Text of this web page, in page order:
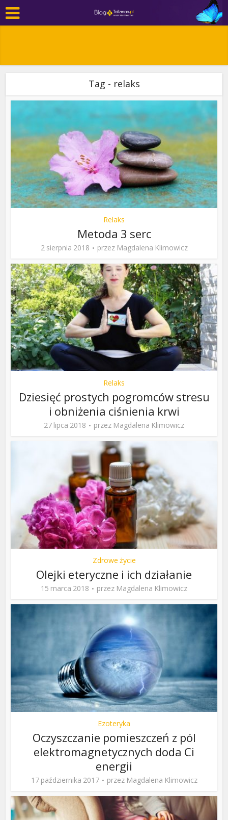
Tag - relaks
Relaks
Metoda 3 serc
2 sierpnia 2018 przez Magdalena Klimowicz
Relaks
Dziesięć prostych pogromców stresu
i obniżenia ciśnienia krwi
27 lipca 2018 przez Magdalena Klimowicz
Zdrowe życie
Olejki eteryczne i ich działanie
15 marca 2018 przez Magdalena Klimowicz
Ezoteryka
Oczyszczanie pomieszczeń z pól
elektromagnetycznych doda Ci
energii
17 października 2017 przez Magdalena Klimowicz